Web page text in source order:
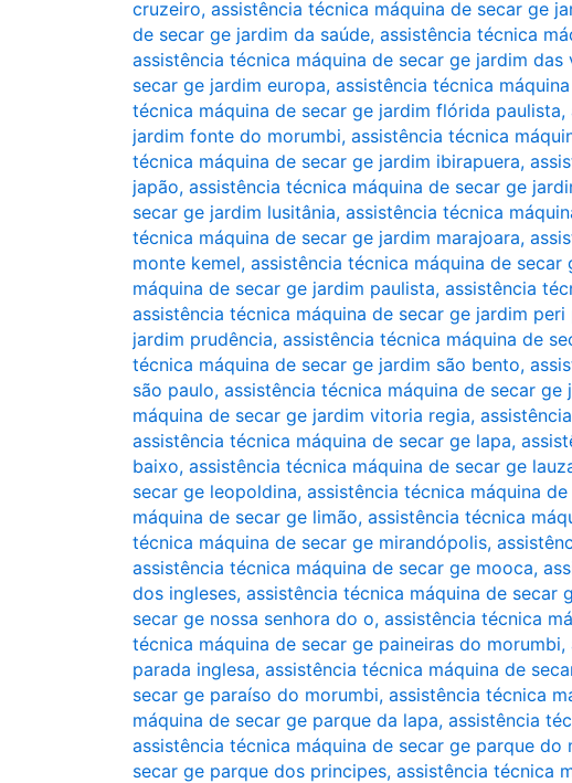
cruzeiro, assistência técnica máquina de secar ge
de secar ge jardim da saúde, assistência técnica
assistência técnica máquina de secar ge jardim das
secar ge jardim europa, assistência técnica
técnica máquina de secar ge jardim flórida paulista,
jardim fonte do morumbi, assistência técnica
técnica máquina de secar ge jardim ibirapuera,
japão, assistência técnica máquina de secar ge
secar ge jardim lusitânia, assistência técnica
técnica máquina de secar ge jardim marajoara,
monte kemel, assistência técnica máquina de secar
máquina de secar ge jardim paulista, assistência
assistência técnica máquina de secar ge jardim peri
jardim prudência, assistência técnica máquina de
técnica máquina de secar ge jardim são bento,
são paulo, assistência técnica máquina de secar ge
máquina de secar ge jardim vitoria regia,
assistência técnica máquina de secar ge lapa,
baixo, assistência técnica máquina de secar ge
secar ge leopoldina, assistência técnica máquina
máquina de secar ge limão, assistência técnica
técnica máquina de secar ge mirandópolis,
assistência técnica máquina de secar ge mooca,
dos ingleses, assistência técnica máquina de secar
secar ge nossa senhora do o, assistência técnica
técnica máquina de secar ge paineiras do morumbi,
parada inglesa, assistência técnica máquina de
secar ge paraíso do morumbi, assistência técnica
máquina de secar ge parque da lapa, assistência
assistência técnica máquina de secar ge parque do
secar ge parque dos principes, assistência técnica